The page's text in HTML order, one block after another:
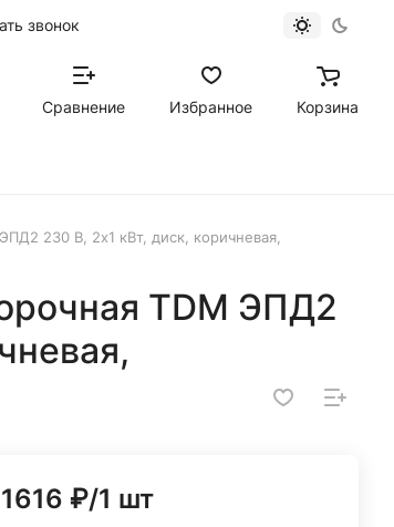
звонок
Сравнение Избранное Корзина
230 В, 2х1 кВт, диск, коричневая,
TDM ЭПД2
1616 ₽/1 шт